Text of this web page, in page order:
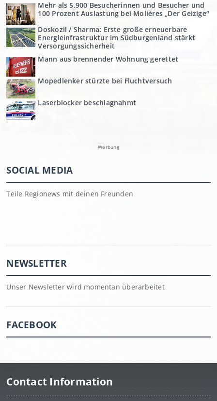
Mehr als 5.900 Besucherinnen und Besucher und
100 Prozent Auslastung bei Molières „Der Geizige“
Doskozil / Sharma: Erste große erneuerbare
Energieinfrastruktur im Südburgenland stärkt
Versorgungssicherheit
Mann aus brennender Wohnung gerettet
Mopedlenker stürzte bei Fluchtversuch
Laserblocker beschlagnahmt
Werbung
SOCIAL MEDIA
Teile Regionews mit deinen Freunden
NEWSLETTER
Unser Newsletter wird momentan überarbeitet
FACEBOOK
Contact Information